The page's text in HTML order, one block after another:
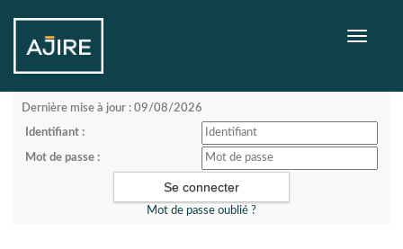
Toggle
Dernière mise à jour : 09/08/2026
Identifiant :
Mot de passe :
Mot de passe oublié ?